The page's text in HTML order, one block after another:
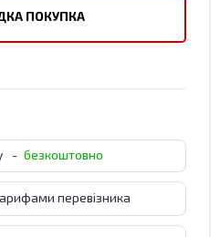
ПОКУПКА
- безкоштовно
перевізника